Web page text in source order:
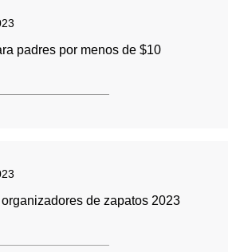
padres por menos de $10
de zapatos 2023